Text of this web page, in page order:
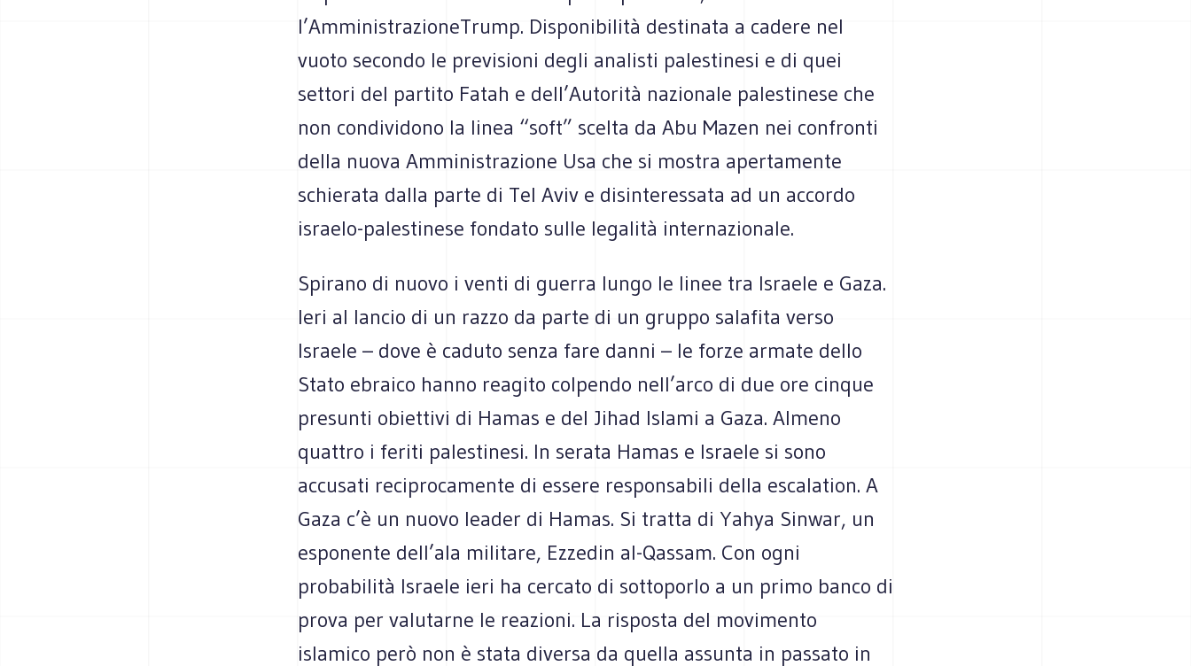
l’AmministrazioneTrump. Disponibilità destinata a cadere nel
vuoto secondo le previsioni degli analisti palestinesi e di quei
settori del partito Fatah e dell’Autorità nazionale palestinese che
non condividono la linea “soft” scelta da Abu Mazen nei confronti
della nuova Amministrazione Usa che si mostra apertamente
schierata dalla parte di Tel Aviv e disinteressata ad un accordo
israelo-palestinese fondato sulle legalità internazionale.
Spirano di nuovo i venti di guerra lungo le linee tra Israele e Gaza.
Ieri al lancio di un razzo da parte di un gruppo salafita verso
Israele – dove è caduto senza fare danni – le forze armate dello
Stato ebraico hanno reagito colpendo nell’arco di due ore cinque
presunti obiettivi di Hamas e del Jihad Islami a Gaza. Almeno
quattro i feriti palestinesi. In serata Hamas e Israele si sono
accusati reciprocamente di essere responsabili della escalation. A
Gaza c’è un nuovo leader di Hamas. Si tratta di Yahya Sinwar, un
esponente dell’ala militare, Ezzedin al-Qassam. Con ogni
probabilità Israele ieri ha cercato di sottoporlo a un primo banco di
prova per valutarne le reazioni. La risposta del movimento
islamico però non è stata diversa da quella assunta in passato in